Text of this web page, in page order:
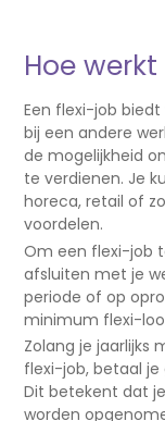
Hoe
Een flexi-job
bij een andere
de mogelijkheid
te verdienen. Je
horeca, retail of
voordelen.
Om een flexi-job
afsluiten met je
periode of op
minimum flexi-
Zolang je jaarlijks
flexi-job, betaal
Dit betekent dat
worden